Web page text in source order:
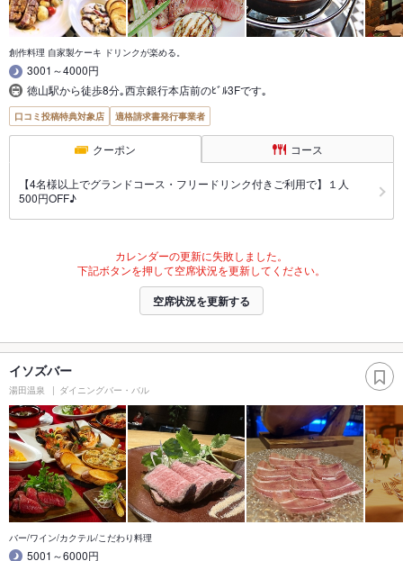
創作料理 自家製ケーキ ドリンクが楽める。
3001～4000円
徳山駅から徒歩8分｡西京銀行本店前のﾋﾞﾙ3Fです｡
口コミ投稿特典対象店 適格請求書発行事業者
クーポン コース
【4名様以上でグランドコース・フリードリンク付きご利用で】１人
500円OFF♪
カレンダーの更新に失敗しました。
下記ボタンを押して空席状況を更新してください。
空席状況を更新する
イソズバー
湯田温泉 ダイニングバー・バル
バー/ワイン/カクテル/こだわり料理
5001～6000円